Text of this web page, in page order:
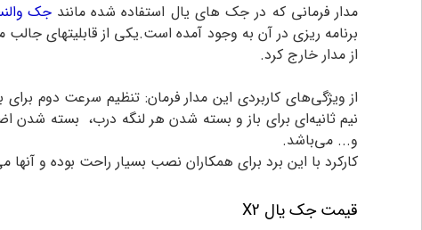
مدار فرمانی که در جک های یال استفاده شده مانندجک
برنامه ریزی در آن به وجود آمده است.یکی از قابلیتهای
از مدار خارج کرد.
از ویژگی‌های کاربردی این مدار فرمان: تنظیم سرعت دوم
و... می‌باشد.
کارکرد با این برد برای همکاران نصب بسیار راحت بوده و آنها
قیمت جک یال X2